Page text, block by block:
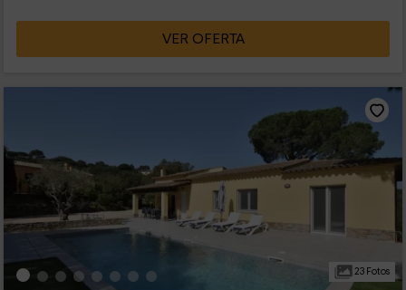
VER OFERTA
23 Fotos